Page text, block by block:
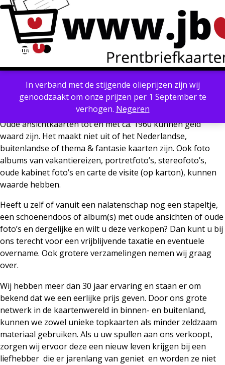
In verband met de stijgende olieprijzen zijn wij
genoodzaakt om onze prijzen per 1 September te
verhogen. Negeren
0
Powered by Translate
Inkoop prentbriefkaarten
Oude ansichtkaarten tot en met ca. 1960 kunnen geld
waard zijn. Het maakt niet uit of het Nederlandse,
buitenlandse of thema & fantasie kaarten zijn. Ook foto
albums van vakantiereizen, portretfoto’s, stereofoto’s,
oude kabinet foto’s en carte de visite (op karton), kunnen
waarde hebben.
Heeft u zelf of vanuit een nalatenschap nog een stapeltje,
een schoenendoos of album(s) met oude ansichten of oude
foto’s en dergelijke en wilt u deze verkopen? Dan kunt u bij
ons terecht voor een vrijblijvende taxatie en eventuele
overname. Ook grotere verzamelingen nemen wij graag
over.
Wij hebben meer dan 30 jaar ervaring en staan er om
bekend dat we een eerlijke prijs geven. Door ons grote
netwerk in de kaartenwereld in binnen- en buitenland,
kunnen we zowel unieke topkaarten als minder zeldzaam
materiaal gebruiken. Als u uw spullen aan ons verkoopt,
zorgen wij ervoor deze een nieuw leven krijgen bij een
liefhebber die er jarenlang van geniet en worden ze niet